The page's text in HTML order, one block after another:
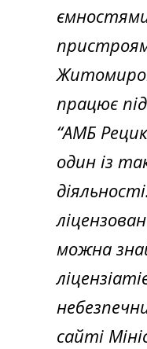
працює
“АМБ
один із
можна
сайті